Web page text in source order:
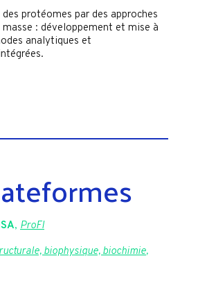
protéomes par des approches
: développement et mise à
analytiques et
, ProFI
biophysique, biochimie,